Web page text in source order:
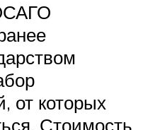
от которых
Стоимость